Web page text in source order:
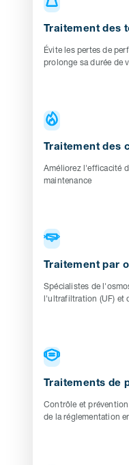
Traitement des
Évite les pertes de
prolonge sa durée de
Traitement des
Améliorez l'efficacité
maintenance
Traitement par
Spécialistes de
l'ultrafiltration (UF) et
Traitements de
Contrôle et
de la réglementation